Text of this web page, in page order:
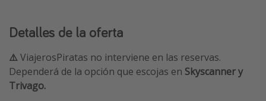
Detalles de la oferta
⚠️ViajerosPiratas no interviene en las reservas.
Dependerá de la opción que escojas en Skyscanner y
Trivago.